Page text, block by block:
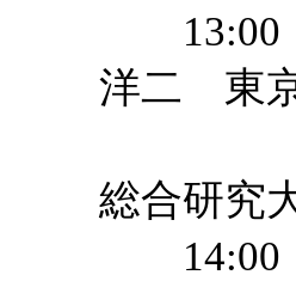
13:00
洋二 東
記念
総合研究
14:00